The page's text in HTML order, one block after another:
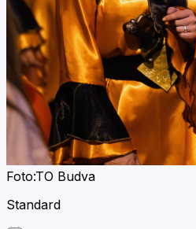
Foto:TO Budva
Standard